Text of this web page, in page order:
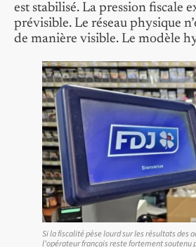
est stabilisé. La pression fiscale
prévisible. Le réseau physique
de manière visible. Le modèle
Si la fiscalité pèse lourd sur les résultats des
l’opérateur français reste fortement soutenu